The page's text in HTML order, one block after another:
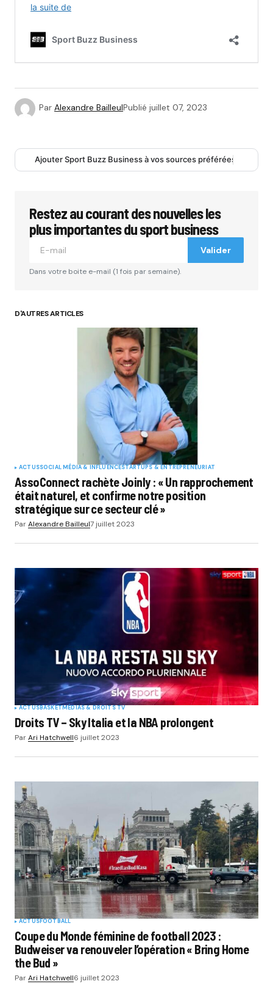
Par Alexandre BailleulPublié juillet 07, 2023
Ajouter Sport Buzz Business à vos sources préférées
Restez au courant des nouvelles les
plus importantes du sport business
Valider
Dans votre boite e-mail (1 fois par semaine).
D'AUTRES ARTICLES
ACTUSSOCIAL MÉDIA & INFLUENCESTARTUPS & ENTREPRENEURIAT
AssoConnect rachète Joinly : « Un rapprochement
était naturel, et confirme notre position
stratégique sur ce secteur clé »
ParAlexandre Bailleul7 juillet 2023
ACTUSBASKETMÉDIAS & DROITS TV
Droits TV – Sky Italia et la NBA prolongent
ParAri Hatchwell6 juillet 2023
ACTUSFOOTBALL
Coupe du Monde féminine de football 2023 :
Budweiser va renouveler l’opération « Bring Home
the Bud »
ParAri Hatchwell6 juillet 2023